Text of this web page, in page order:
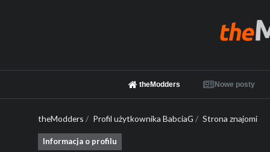
theModders Nowe posty
theModders / Profil użytkownika BabciaG / Strona znajomi
Informacja o profilu